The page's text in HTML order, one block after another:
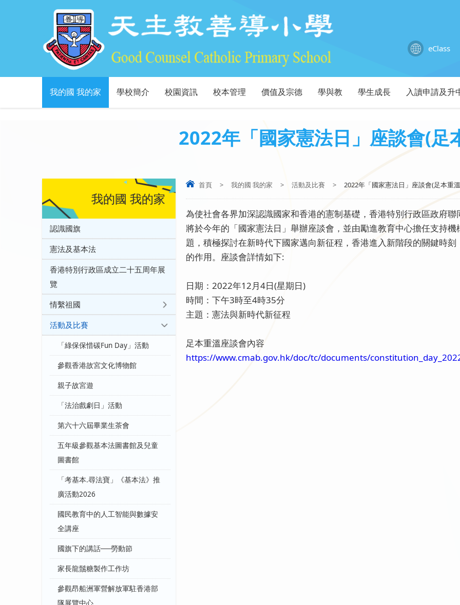
eClass
我的國 我的家 學校簡介 校園資訊 校本管理 價值及宗德 學與教 學生成長 入讀申請及升
2022年「國家憲法日」座談會(足
首頁 > 我的國 我的家 > 活動及比賽 > 2022年「國家憲法日」座談會(足本重
為使社會各界加深認識國家和香港的憲制基礎，香港特別行政區政府
將於今年的「國家憲法日」舉辦座談會，並由勵進教育中心擔任支持
題，積極探討在新時代下國家邁向新征程，香港進入新階段的關鍵時
的作用。座談會詳情如下:
日期：2022年12月4日(星期日)
時間：下午3時至4時35分
主題：憲法與新時代新征程
足本重溫座談會內容
https://www.cmab.gov.hk/doc/tc/documents/
我的國 我的家
認識國旗
憲法及基本法
香港特別行政區成立二十五周年展
覽
情繫祖國
活動及比賽
「綠保保惜碳Fun Day」活動
參觀香港故宮文化博物館
親子故宮遊
「法治戲劇日」活動
第六十六屆畢業生茶會
五年級參觀基本法圖書館及兒童
圖書館
「考基本.尋法寶」《基本法》推
廣活動2026
國民教育中的人工智能與數據安
全講座
國旗下的講話──勞動節
家長龍鬚糖製作工作坊
參觀昂船洲軍營解放軍駐香港部
隊展覽中心